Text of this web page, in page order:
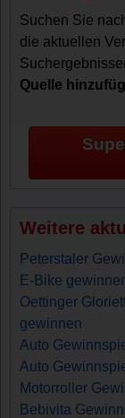
Suchen Sie
die aktuellen
Quelle
Weitere
Peterstaler
E-Bike
Oettinger
gewinnen
Auto
Auto
Motorroller
Bebivita